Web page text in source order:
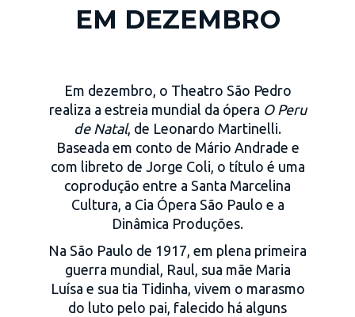
EM DEZEMBRO
Em dezembro, o Theatro São Pedro
realiza a estreia mundial da ópera O Peru
de Natal, de Leonardo Martinelli.
Baseada em conto de Mário Andrade e
com libreto de Jorge Coli, o título é uma
coprodução entre a Santa Marcelina
Cultura, a Cia Ópera São Paulo e a
Dinâmica Produções.
Na São Paulo de 1917, em plena primeira
guerra mundial, Raul, sua mãe Maria
Luísa e sua tia Tidinha, vivem o marasmo
do luto pelo pai, falecido há alguns